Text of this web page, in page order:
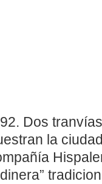
Dos
la